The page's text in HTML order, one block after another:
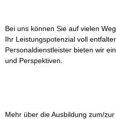
Bei uns können Sie auf vielen
Ihr Leistungspotenzial voll
Personaldienstleister bieten wir
und Perspektiven.
Mehr über die Ausbildung zum/zur